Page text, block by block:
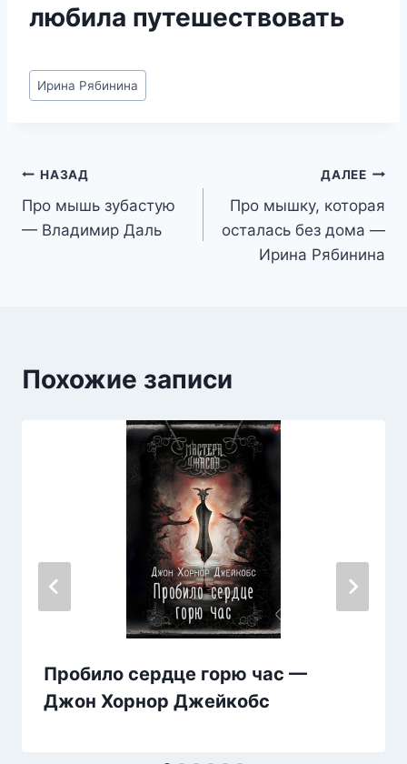
любила путешествовать
Метки
записи:
Ирина Рябинина
Навигация
по
НАЗАД
Про мышь зубастую
— Владимир Даль
ДАЛЕЕ
Про мышку, которая
осталась без дома —
Ирина Рябинина
Похожие записи
Пробило сердце горю час —
Джон Хорнор Джейкобс